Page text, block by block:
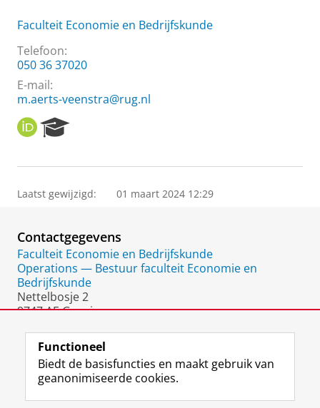
Faculteit Economie en Bedrijfskunde
Telefoon:
050 36 37020
E-mail:
m.aerts-veenstra@rug.nl
O
R
I
e
r
P
o
r
t
a
l
Laatst gewijzigd: 01 maart 2024 12:29
Contactgegevens
Faculteit Economie en Bedrijfskunde
Operations — Bestuur faculteit Economie en
Bedrijfskunde
Nettelbosje 2
9747 AE Groningen
Volg de RUG F L R I Y
Functioneel
Biedt de basisfuncties en maakt gebruik van
geanonimiseerde cookies.